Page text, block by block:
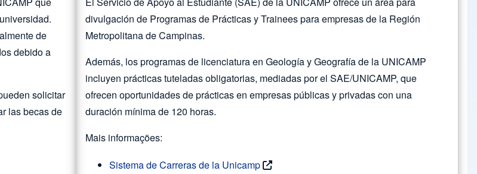
de
debido a
solicitar
las becas de
divulgación de Programas de Prácticas y Trainees para empresas de la Región
Metropolitana de Campinas.
Además, los programas de licenciatura en Geología y Geografía de la UNICAMP
incluyen prácticas tuteladas obligatorias, mediadas por el SAE/UNICAMP, que
ofrecen oportunidades de prácticas en empresas públicas y privadas con una
duración mínima de 120 horas.
Mais informações:
Sistema de Carreras de la Unicamp